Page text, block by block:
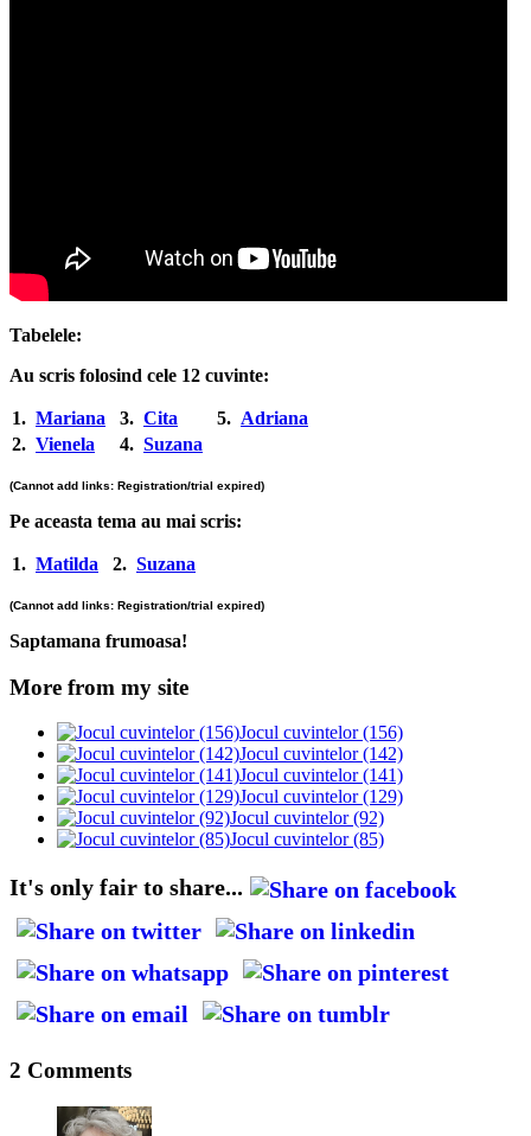
Tabelele:
Au scris folosind cele 12 cuvinte:
1. Mariana 3. Cita 5. Adriana
2. Vienela 4. Suzana
(Cannot add links: Registration/trial expired)
Pe aceasta tema au mai scris:
1. Matilda 2. Suzana
(Cannot add links: Registration/trial expired)
Saptamana frumoasa!
More from my site
Jocul cuvintelor (156)
Jocul cuvintelor (142)
Jocul cuvintelor (141)
Jocul cuvintelor (129)
Jocul cuvintelor (92)
Jocul cuvintelor (85)
It's only fair to share...
2 Comments